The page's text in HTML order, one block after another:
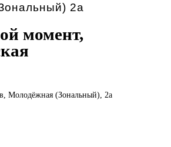
2а
момент,
Молодёжная (Зональный), 2а